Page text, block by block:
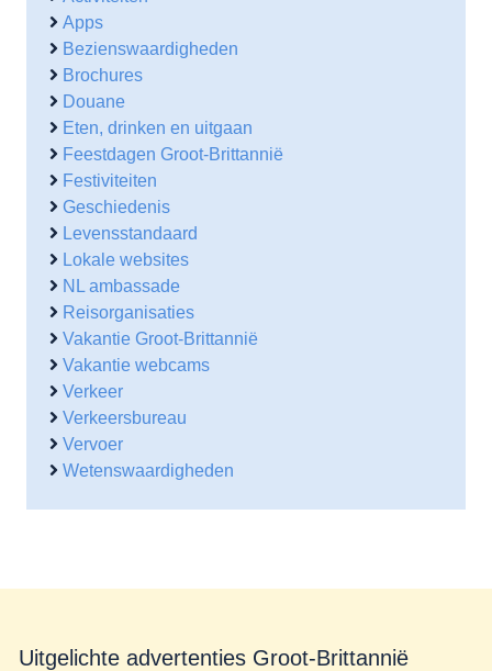
Apps
Bezienswaardigheden
Brochures
Douane
Eten, drinken en uitgaan
Feestdagen Groot-Brittannië
Festiviteiten
Geschiedenis
Levensstandaard
Lokale websites
NL ambassade
Reisorganisaties
Vakantie Groot-Brittannië
Vakantie webcams
Verkeer
Verkeersbureau
Vervoer
Wetenswaardigheden
Uitgelichte advertenties Groot-Brittannië